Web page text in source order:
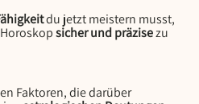
du jetzt meistern musst,
sicher und präzisezu
Faktoren, die darüber